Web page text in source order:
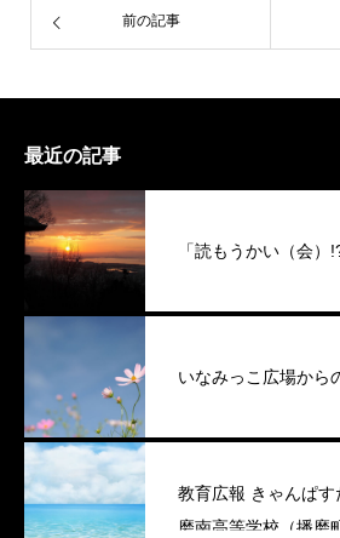
前の記事
最近の記事
「読もうかい（会）
いなみっこ広場から
教育広報 きゃんぱ
磨南高等学校（播磨